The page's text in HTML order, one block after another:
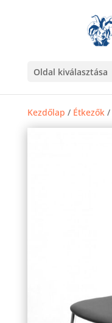
Oldal kiválasztása
Kezdőlap / Étkezők/